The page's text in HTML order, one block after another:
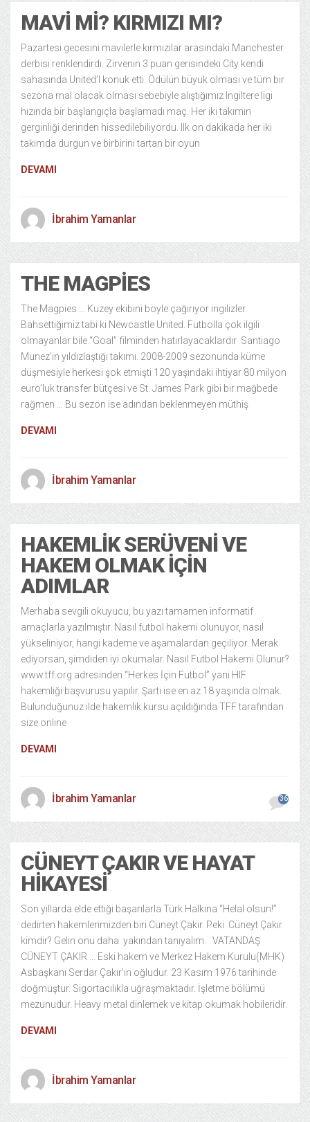
MAVI MI? KIRMIZI MI?
Pazartesi gecesini mavilerle kırmızılar arasındaki Manchester
derbisi renklendirdi. Zirvenin 3 puan gerisindeki City kendi
sahasında United’I konuk etti. Ödülün büyük olması ve tüm bir
sezona mal olacak olması sebebiyle alıştığımız Ingiltere ligi
hızında bir başlangıçla başlamadı maç. Her iki takımın
gerginliği derinden hissedilebiliyordu. Ilk on dakikada her iki
takımda durgun ve birbirini tartan bir oyun
DEVAMI
İbrahim Yamanlar
THE MAGPIES
The Magpies … Kuzey ekibini böyle çağırıyor ingilizler.
Bahsettiğimiz tabi ki Newcastle United. Futbolla çok ilgili
olmayanlar bile “Goal” filminden hatırlayacaklardır Santiago
Munez’in yıldızlaştığı takımı. 2008-2009 sezonunda küme
düşmesiyle herkesi şok etmişti 120 yaşındaki ihtiyar 80 milyon
euro’luk transfer bütçesi ve St. James Park gibi bir mağbede
rağmen … Bu sezon ise adından beklenmeyen müthiş
DEVAMI
İbrahim Yamanlar
HAKEMLIK SERÜVENI VE
HAKEM OLMAK İÇIN
ADIMLAR
Merhaba sevgili okuyucu, bu yazı tamamen informatif
amaçlarla yazılmıştır. Nasıl futbol hakemi olunuyor, nasıl
yükseliniyor, hangi kademe ve aşamalardan geçiliyor. Merak
ediyorsan, şimdiden iyi okumalar. Nasıl Futbol Hakemi Olunur?
www.tff.org adresinden “Herkes İçin Futbol” yani HIF
hakemliği başvurusu yapılır. Şartı ise en az 18 yaşında olmak.
Bulunduğunuz ilde hakemlik kursu açıldığında TFF tarafından
size online
DEVAMI
İbrahim Yamanlar 36
CÜNEYT ÇAKIR VE HAYAT
HIKAYESI
Son yıllarda elde ettiği başarılarla Türk Halkına “Helal olsun!”
dedirten hakemlerimizden biri Cüneyt Çakır. Peki Cüneyt Çakır
kimdir? Gelin onu daha yakından tanıyalım. VATANDAŞ
CÜNEYT ÇAKIR … Eski hakem ve Merkez Hakem Kurulu(MHK)
Asbaşkanı Serdar Çakır’ın oğludur. 23 Kasım 1976 tarihinde
doğmuştur. Sigortacılıkla uğraşmaktadır. İşletme bölümü
mezunudur. Heavy metal dinlemek ve kitap okumak hobileridir.
DEVAMI
İbrahim Yamanlar